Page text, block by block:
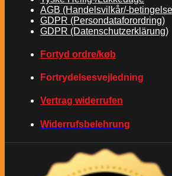
AGB (Handelsvilkår/-
GDPR (Persondataforordring)
GDPR (Datenschutzerklärung)
Fortyd ordre/køb
Fortrydelsesvejledning
Vertrag widerrufen
Widerrufsbelehrung